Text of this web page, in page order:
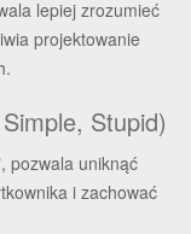
lepiej zrozumieć
projektowanie
Stupid)
pozwala uniknąć
i zachować